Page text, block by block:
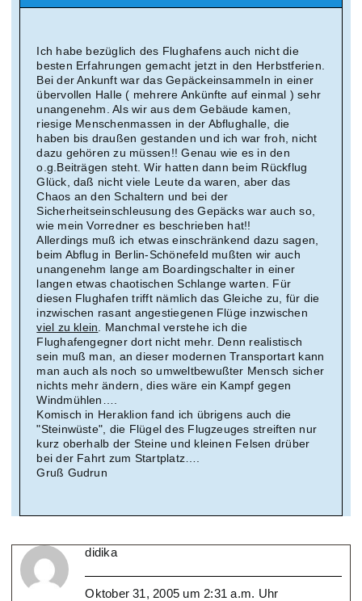
Ich habe bezüglich des Flughafens auch nicht die
besten Erfahrungen gemacht jetzt in den Herbstferien.
Bei der Ankunft war das Gepäckeinsammeln in einer
übervollen Halle ( mehrere Ankünfte auf einmal ) sehr
unangenehm. Als wir aus dem Gebäude kamen,
riesige Menschenmassen in der Abflughalle, die
haben bis draußen gestanden und ich war froh, nicht
dazu gehören zu müssen!! Genau wie es in den
o.g.Beiträgen steht. Wir hatten dann beim Rückflug
Glück, daß nicht viele Leute da waren, aber das
Chaos an den Schaltern und bei der
Sicherheitseinschleusung des Gepäcks war auch so,
wie mein Vorredner es beschrieben hat!!
Allerdings muß ich etwas einschränkend dazu sagen,
beim Abflug in Berlin-Schönefeld mußten wir auch
unangenehm lange am Boardingschalter in einer
langen etwas chaotischen Schlange warten. Für
diesen Flughafen trifft nämlich das Gleiche zu, für die
inzwischen rasant angestiegenen Flüge inzwischen
viel zu klein. Manchmal verstehe ich die
Flughafengegner dort nicht mehr. Denn realistisch
sein muß man, an dieser modernen Transportart kann
man auch als noch so umweltbewußter Mensch sicher
nichts mehr ändern, dies wäre ein Kampf gegen
Windmühlen….
Komisch in Heraklion fand ich übrigens auch die
"Steinwüste", die Flügel des Flugzeuges streiften nur
kurz oberhalb der Steine und kleinen Felsen drüber
bei der Fahrt zum Startplatz….
Gruß Gudrun
didika
Oktober 31, 2005 um 2:31 a.m. Uhr